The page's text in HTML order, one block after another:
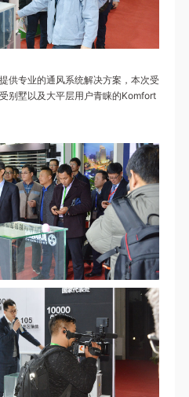
供专业的通风系统解决方案，本次受
别墅以及大平层用户青睐的Komfort